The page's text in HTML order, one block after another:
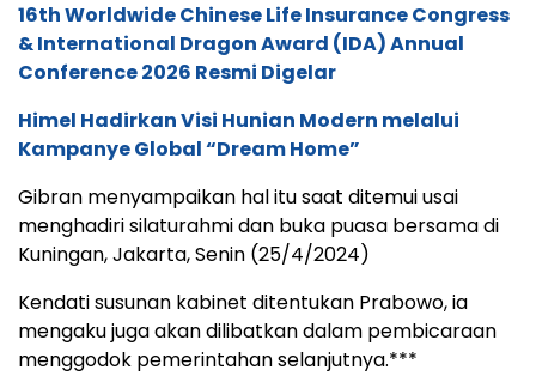
16th Worldwide Chinese Life Insurance Congress
& International Dragon Award (IDA) Annual
Conference 2026 Resmi Digelar
Himel Hadirkan Visi Hunian Modern melalui
Kampanye Global “Dream Home”
Gibran menyampaikan hal itu saat ditemui usai
menghadiri silaturahmi dan buka puasa bersama di
Kuningan, Jakarta, Senin (25/4/2024)
Kendati susunan kabinet ditentukan Prabowo, ia
mengaku juga akan dilibatkan dalam pembicaraan
menggodok pemerintahan selanjutnya.***